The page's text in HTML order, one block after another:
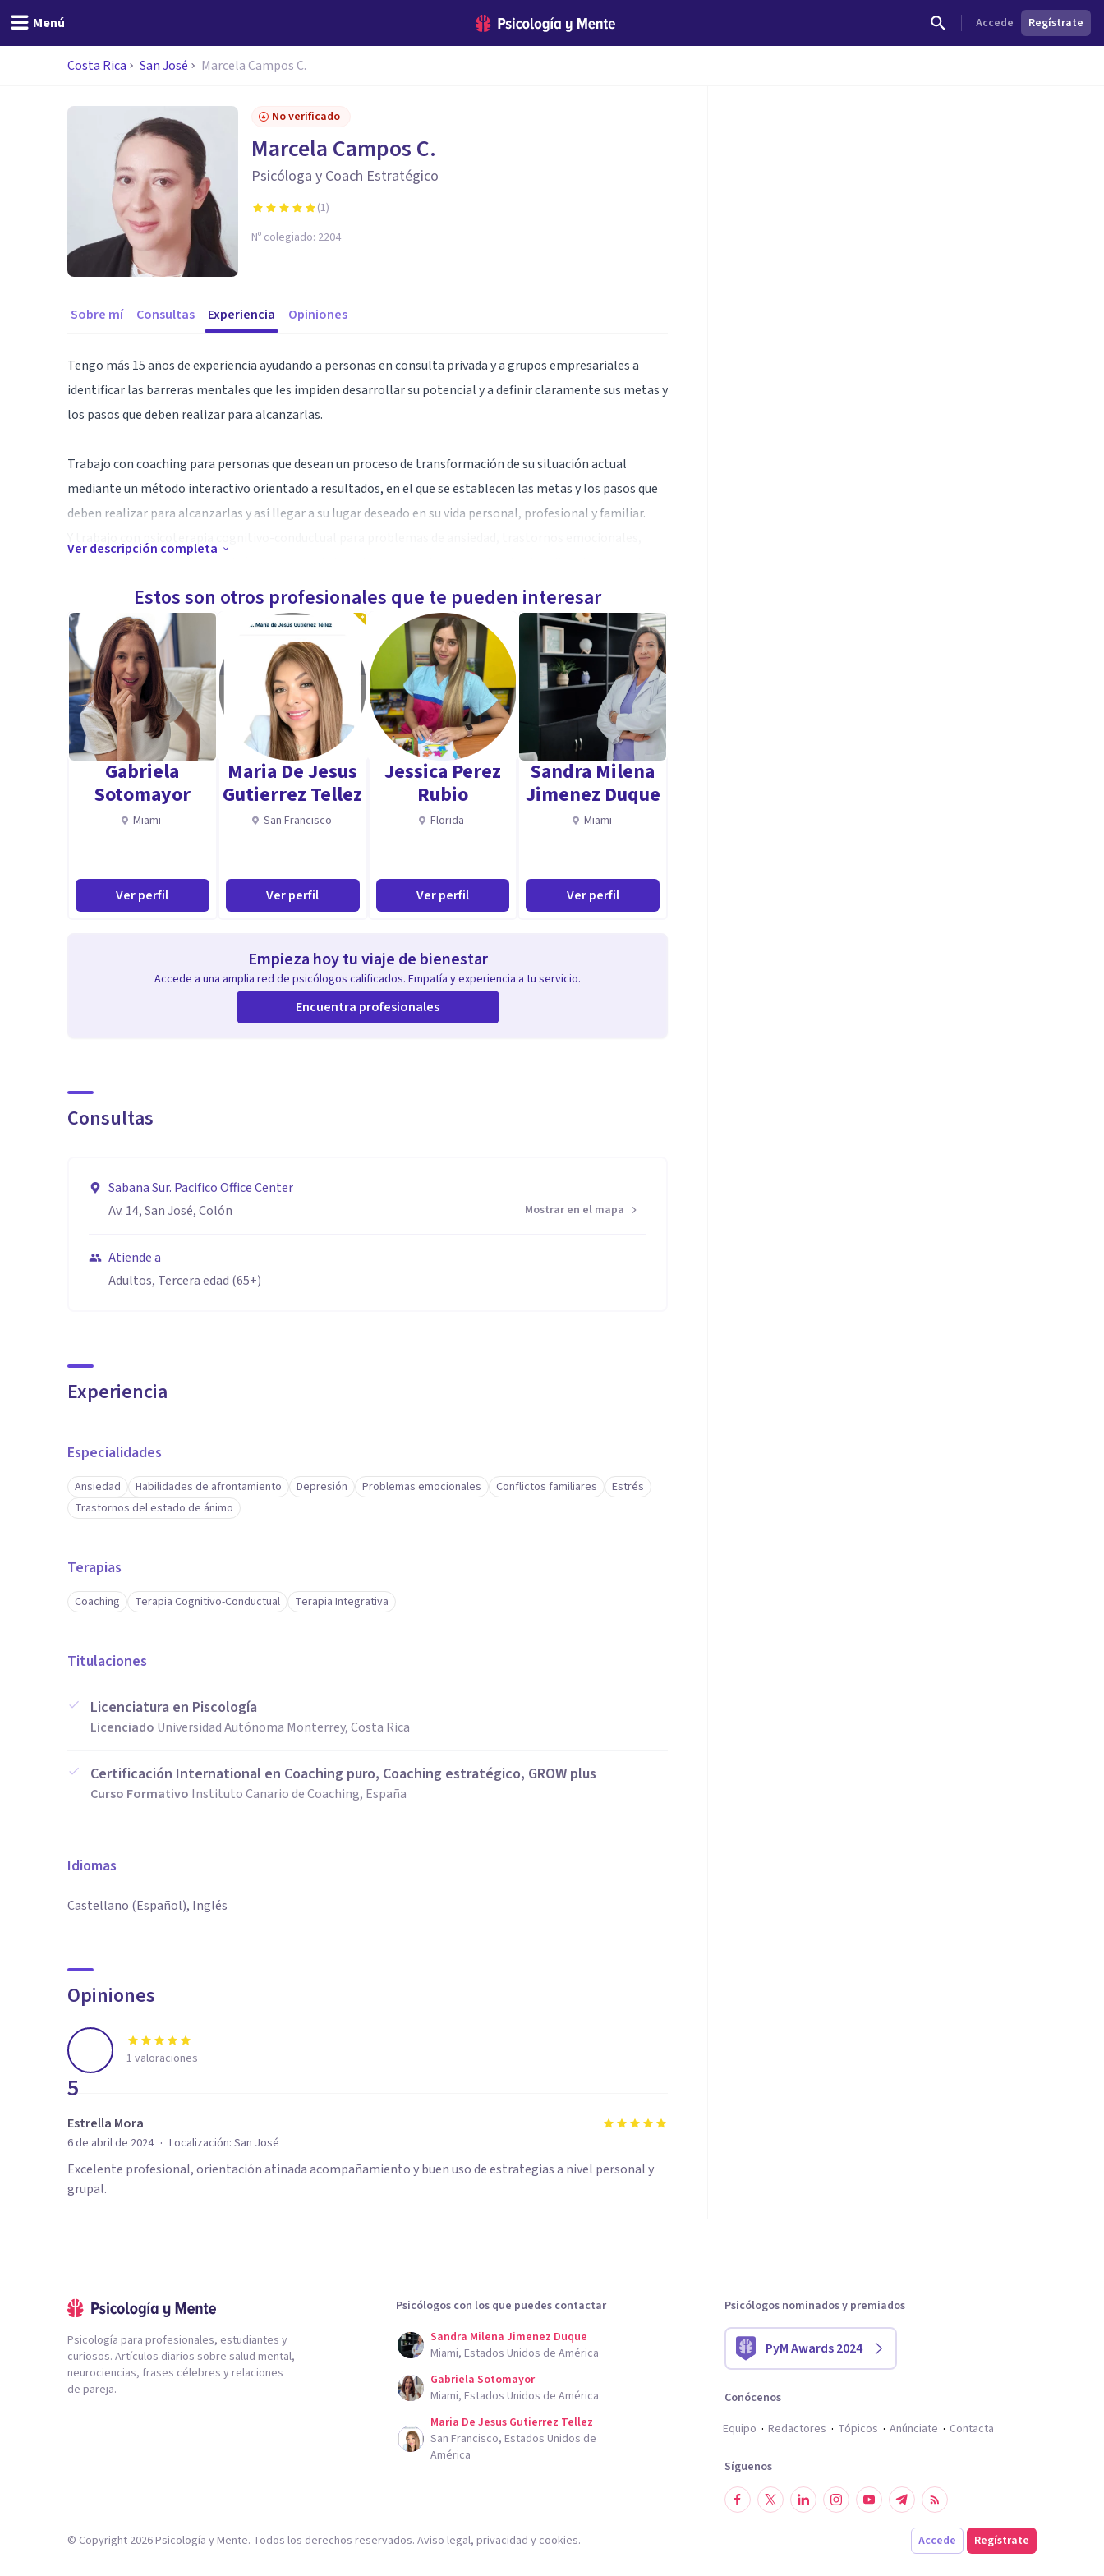
Menú Accede Regístrate
Costa Rica San José Marcela Campos C.
No verificado
Marcela Campos C.
Psicóloga y Coach Estratégico
(1)
Nº colegiado: 2204
Sobre mí Consultas Experiencia Opiniones
Tengo más 15 años de experiencia ayudando a personas en consulta privada y a grupos empresariales a
identificar las barreras mentales que les impiden desarrollar su potencial y a definir claramente sus metas y
los pasos que deben realizar para alcanzarlas.
Trabajo con coaching para personas que desean un proceso de transformación de su situación actual
mediante un método interactivo orientado a resultados, en el que se establecen las metas y los pasos que
deben realizar para alcanzarlas y así llegar a su lugar deseado en su vida personal, profesional y familiar.
abruman en su vida.
Entorno seguro y escucha activa.
Ofrezco servicio a domicilio en el GAM
Aptitudes
Empatía, ética, sensibilidad, escucha activa, respeto.
Ver descripción completa
Estos son otros profesionales que te pueden interesar
Gabriela
Sotomayor
Miami
Ver perfil
Maria De Jesus
Gutierrez Tellez
San Francisco
Ver perfil
Jessica Perez
Rubio
Florida
Ver perfil
Sandra Milena
Jimenez Duque
Miami
Ver perfil
Empieza hoy tu viaje de bienestar
Accede a una amplia red de psicólogos calificados. Empatía y experiencia a tu servicio.
Encuentra profesionales
Consultas
Sabana Sur. Pacifico Office Center
Av. 14, San José, Colón
Mostrar en el mapa
Atiende a
Adultos, Tercera edad (65+)
Experiencia
Especialidades
Ansiedad Habilidades de afrontamiento Depresión Problemas emocionales Conflictos familiares
Estrés
Trastornos del estado de ánimo
Terapias
Coaching Terapia Cognitivo-Conductual Terapia Integrativa
Titulaciones
Licenciatura en Piscología
Licenciado Universidad Autónoma Monterrey, Costa Rica
Certificación International en Coaching puro, Coaching estratégico, GROW plus
Curso Formativo Instituto Canario de Coaching, España
Idiomas
Castellano (Español), Inglés
Opiniones
5
1 valoraciones
Estrella Mora
6 de abril de 2024 · Localización: San José
Excelente profesional, orientación atinada acompañamiento y buen uso de estrategias a nivel personal y
grupal.
Psicología para profesionales, estudiantes y
curiosos. Artículos diarios sobre salud mental,
neurociencias, frases célebres y relaciones
de pareja.
Psicólogos con los que puedes contactar
Sandra Milena Jimenez Duque
Miami, Estados Unidos de América
Gabriela Sotomayor
Miami, Estados Unidos de América
Maria De Jesus Gutierrez Tellez
San Francisco, Estados Unidos de
América
Psicólogos nominados y premiados
PyM Awards 2024
Conócenos
Equipo
Redactores Tópicos Anúnciate Contacta
Síguenos
Accede Regístrate
© Copyright 2026Psicología y Mente. Todos los derechos reservados. Aviso legal, privacidad y cookies.